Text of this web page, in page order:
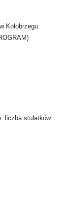
Kołobrzegu
liczba stulatków